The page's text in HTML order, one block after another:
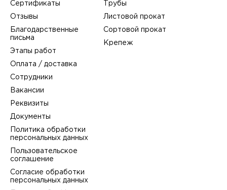
Сертификаты
Отзывы
Благодарственные
письма
Этапы работ
Оплата / доставка
Сотрудники
Вакансии
Реквизиты
Документы
Политика обработки
персональных данных
Пользовательское
соглашение
Согласие обработки
персональных данных
Трубы
Листовой прокат
Сортовой прокат
Крепеж